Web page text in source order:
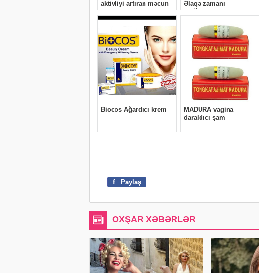
f Paylaş
OXŞAR XƏBƏRLƏR